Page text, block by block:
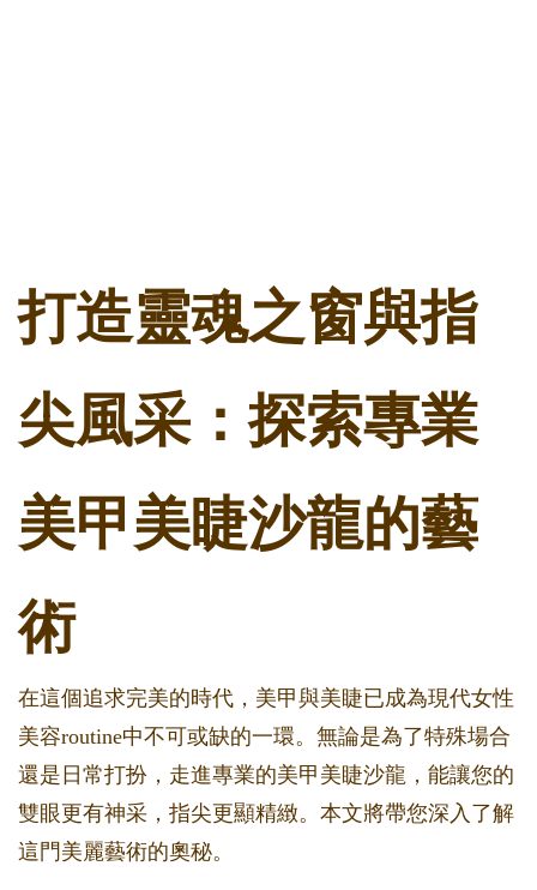
打造靈魂之窗與指
尖風采：探索專業
美甲美睫沙龍的藝
術
在這個追求完美的時代，美甲與美睫已成為現代女性
美容routine中不可或缺的一環。無論是為了特殊場合
還是日常打扮，走進專業的美甲美睫沙龍，能讓您的
雙眼更有神采，指尖更顯精緻。本文將帶您深入了解
這門美麗藝術的奧秘。